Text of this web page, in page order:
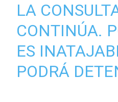
LA
CONTINÚA.
ES
PODRÁ